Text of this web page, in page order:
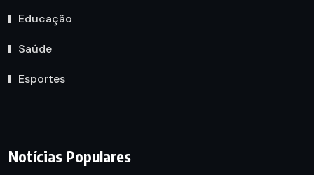
Educação
Saúde
Esportes
Notícias Populares